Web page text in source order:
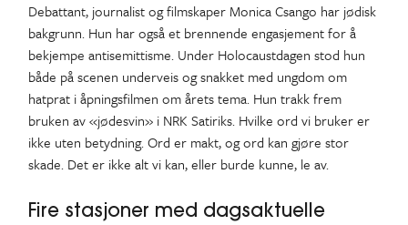
Debattant, journalist og filmskaper Monica Csango har jødisk
bakgrunn. Hun har også et brennende engasjement for å
bekjempe antisemittisme. Under Holocaustdagen stod hun
både på scenen underveis og snakket med ungdom om
hatprat i åpningsfilmen om årets tema. Hun trakk frem
bruken av «jødesvin» i NRK Satiriks. Hvilke ord vi bruker er
ikke uten betydning. Ord er makt, og ord kan gjøre stor
skade. Det er ikke alt vi kan, eller burde kunne, le av.
Fire stasjoner med dagsaktuelle